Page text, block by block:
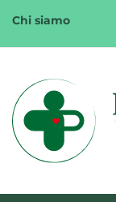
Chi siamo
Margherita
FarmaWeb